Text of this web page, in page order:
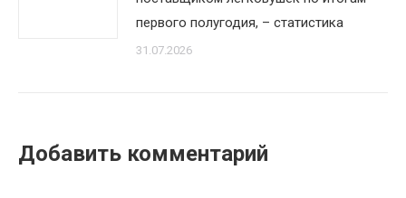
первого полугодия, – статистика
31.07.2026
Добавить комментарий